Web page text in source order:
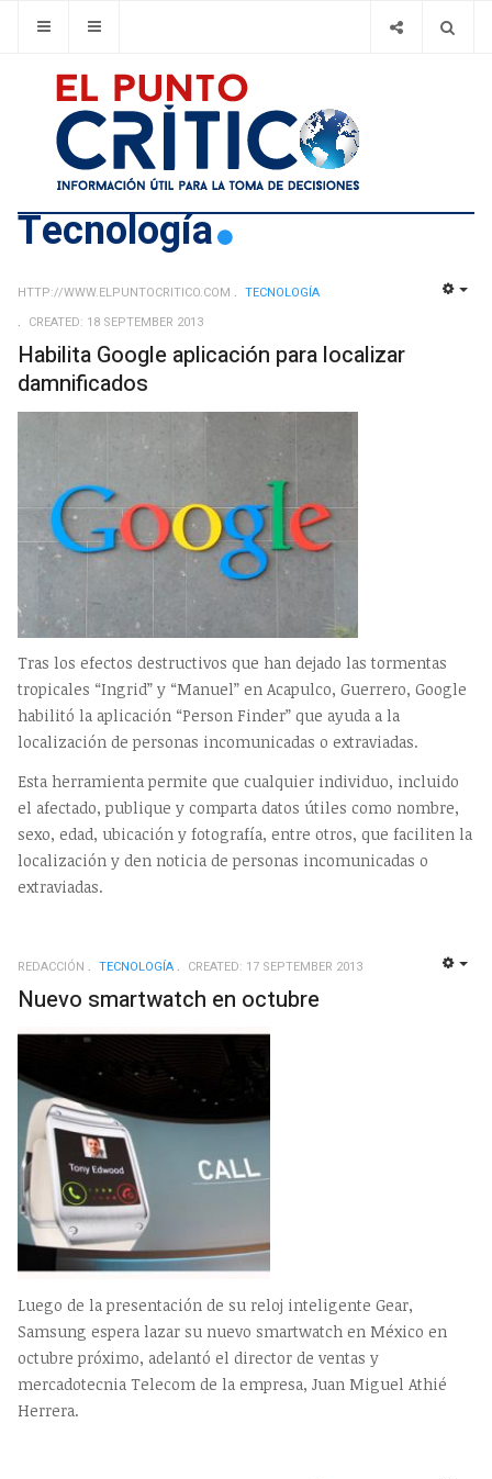
Tecnologí­a
HTTP://WWW.ELPUNTOCRITICO.COM
TECNOLOGÍ­A
CREATED: 18 SEPTEMBER 2013
Habilita Google aplicación para localizar
damnificados
Tras los efectos destructivos que han dejado las tormentas
tropicales “Ingrid” y “Manuel” en Acapulco, Guerrero, Google
habilitó la aplicación “Person Finder” que ayuda a la
localización de personas incomunicadas o extraviadas.
Esta herramienta permite que cualquier individuo, incluido
el afectado, publique y comparta datos útiles como nombre,
sexo, edad, ubicación y fotografía, entre otros, que faciliten la
localización y den noticia de personas incomunicadas o
extraviadas.
REDACCIÓN TECNOLOGÍ­A CREATED: 17 SEPTEMBER 2013
Nuevo smartwatch en octubre
Luego de la presentación de su reloj inteligente Gear,
Samsung espera lazar su nuevo smartwatch en México en
octubre próximo, adelantó el director de ventas y
mercadotecnia Telecom de la empresa, Juan Miguel Athié
Herrera.